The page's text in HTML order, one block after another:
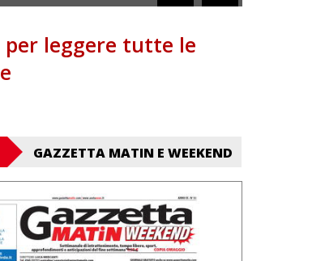
per leggere tutte le
GAZZETTA MATIN E WEEKEND